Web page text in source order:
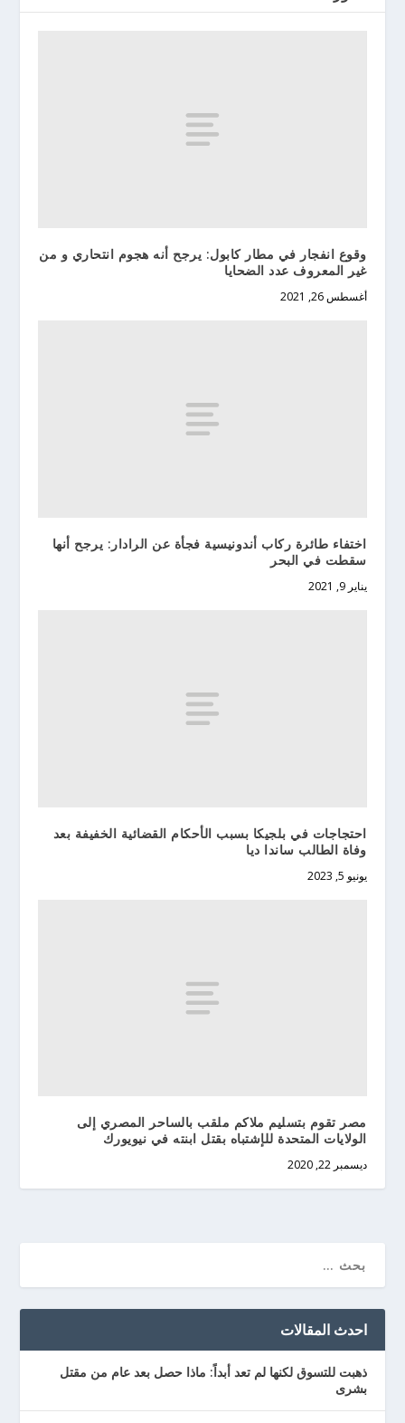
وقوع انفجار في مطار كابول: يرجح أنه هجوم انتحاري و من
غير المعروف عدد الضحايا
أغسطس 26, 2021
اختفاء طائرة ركاب أندونيسية فجأة عن الرادار: يرجح أنها
سقطت في البحر
يناير 9, 2021
احتجاجات في بلجيكا بسبب الأحكام القضائية الخفيفة بعد
وفاة الطالب ساندا ديا
يونيو 5, 2023
مصر تقوم بتسليم ملاكم ملقب بالساحر المصري إلى
الولايات المتحدة للإشتباه بقتل ابنته في نيويورك
ديسمبر 22, 2020
احدث المقالات
ذهبت للتسوق لكنها لم تعد أبداً: ماذا حصل بعد عام من مقتل
بشرى